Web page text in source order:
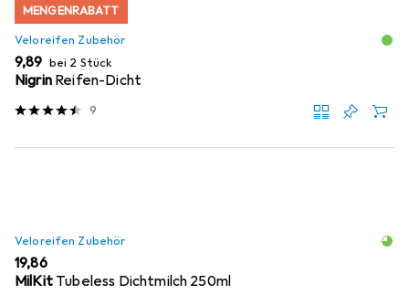
MENGENRABATT
Veloreifen Zubehör
EUR
9,89 bei 2 Stück
Nigrin Reifen-Dicht
9
Veloreifen Zubehör
EUR
19,86
MilKit Tubeless Dichtmilch 250ml